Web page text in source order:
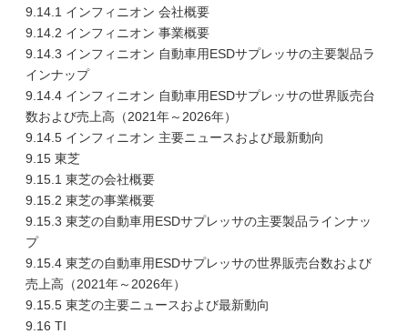
9.14.1 インフィニオン 会社概要
9.14.2 インフィニオン 事業概要
9.14.3 インフィニオン 自動車用ESDサプレッサの主要製品ラ
インナップ
9.14.4 インフィニオン 自動車用ESDサプレッサの世界販売台
数および売上高（2021年～2026年）
9.14.5 インフィニオン 主要ニュースおよび最新動向
9.15 東芝
9.15.1 東芝の会社概要
9.15.2 東芝の事業概要
9.15.3 東芝の自動車用ESDサプレッサの主要製品ラインナッ
プ
9.15.4 東芝の自動車用ESDサプレッサの世界販売台数および
売上高（2021年～2026年）
9.15.5 東芝の主要ニュースおよび最新動向
9.16 TI